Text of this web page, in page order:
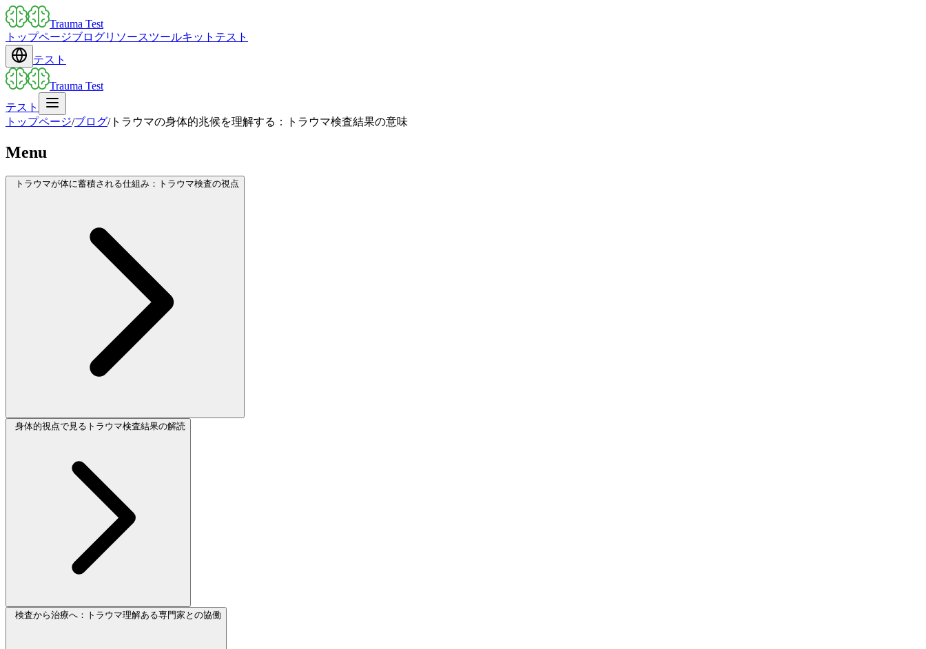
Trauma Test
トップページブログリソースツールキット テスト
テスト
Trauma Test
テスト
トップページ/ブログ/トラウマの身体的兆候を理解する：トラウマ検査結果の意味
Menu
トラウマが体に蓄積される仕組み：トラウマ検査の視点
身体的視点で見るトラウマ検査結果の解読
検査から治療へ：トラウマ理解ある専門家との協働